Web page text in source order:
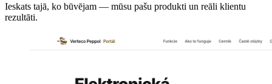
Ieskats tajā, ko būvējam — mūsu pašu produkti un reāli klientu
rezultāti.